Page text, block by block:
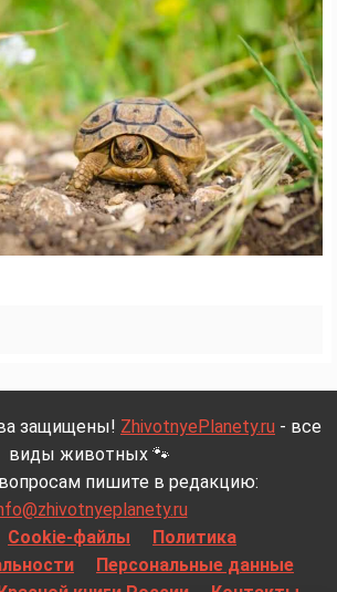
защищены! ZhivotnyePlanety.ru - все
виды животных 🐾
пишите в редакцию:
Cookie-файлы
Политика
Персональные данные